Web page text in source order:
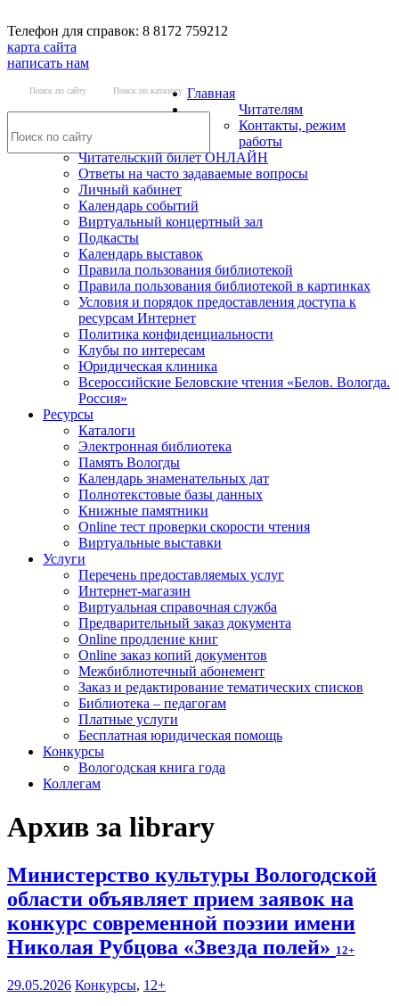
Телефон для справок: 8 8172 759212
карта сайта
написать нам
Поиск по сайту Поиск по каталогу Главная
Читателям
Контакты, режим
работы
Читательский билет ОНЛАЙН
Ответы на часто задаваемые вопросы
Личный кабинет
Календарь событий
Виртуальный концертный зал
Подкасты
Календарь выставок
Правила пользования библиотекой
Правила пользования библиотекой в картинках
Условия и порядок предоставления доступа к
ресурсам Интернет
Политика конфиденциальности
Клубы по интересам
Юридическая клиника
Всероссийские Беловские чтения «Белов. Вологда.
Россия»
Ресурсы
Каталоги
Электронная библиотека
Память Вологды
Календарь знаменательных дат
Полнотекстовые базы данных
Книжные памятники
Online тест проверки скорости чтения
Виртуальные выставки
Услуги
Перечень предоставляемых услуг
Интернет-магазин
Виртуальная справочная служба
Предварительный заказ документа
Online продление книг
Online заказ копий документов
Межбиблиотечный абонемент
Заказ и редактирование тематических списков
Библиотека – педагогам
Платные услуги
Бесплатная юридическая помощь
Конкурсы
Вологодская книга года
Коллегам
Архив за library
Министерство культуры Вологодской
области объявляет прием заявок на
конкурс современной поэзии имени
Николая Рубцова «Звезда полей» 12+
29.05.2026 Конкурсы, 12+